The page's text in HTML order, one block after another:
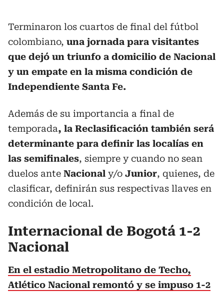
Terminaron los cuartos de final del fútbol
colombiano, una jornada para visitantes
que dejó un triunfo a domicilio de Nacional
y un empate en la misma condición de
Independiente Santa Fe.
Además de su importancia a final de
temporada, la Reclasificación también será
determinante para definir las localías en
las semifinales, siempre y cuando no sean
duelos ante Nacional y/o Junior, quienes, de
clasificar, definirán sus respectivas llaves en
condición de local.
Internacional de Bogotá 1-2
Nacional
En el estadio Metropolitano de Techo,
Atlético Nacional remontó y se impuso 1-2